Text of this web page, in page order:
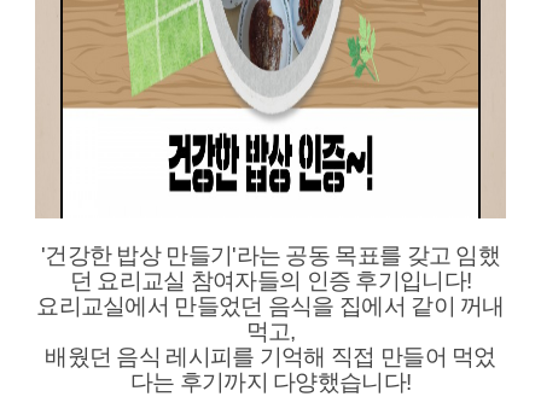
'건강한 밥상 만들기'라는 공동 목표를 갖고 임했
던 요리교실 참여자들의 인증 후기입니다!
요리교실에서 만들었던 음식을 집에서 같이 꺼내
먹고,
배웠던 음식 레시피를 기억해 직접 만들어 먹었
다는 후기까지 다양했습니다!